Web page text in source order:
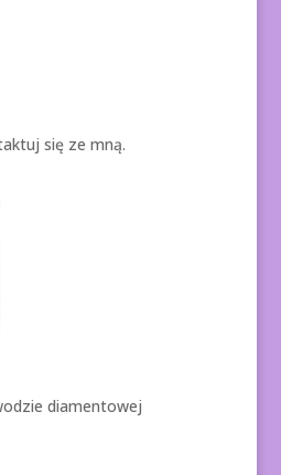
się ze mną.
diamentowej